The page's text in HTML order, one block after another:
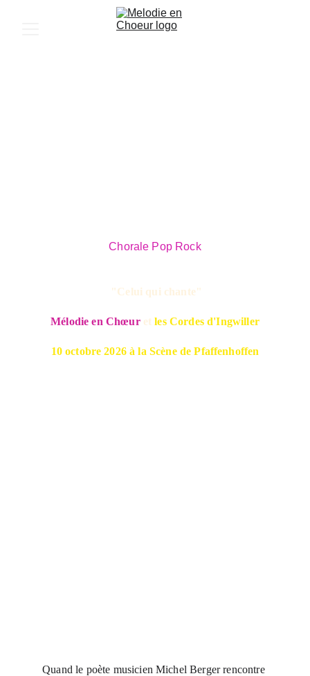
Chorale Pop Rock
"Celui qui chante"
Mélodie en Chœur et les Cordes d'Ingwiller
10 octobre 2026 à la Scène de Pfaffenhoffen
Quand le poète musicien Michel Berger rencontre